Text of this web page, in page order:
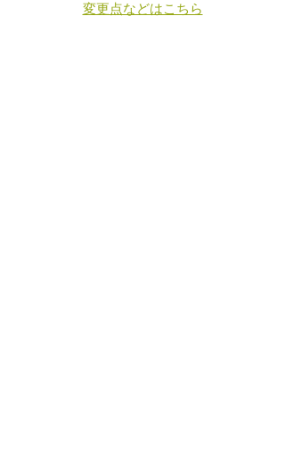
​変更点などはこちら